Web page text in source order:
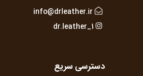
info@drleather.ir
dr.leather_1
دسترسی سریع